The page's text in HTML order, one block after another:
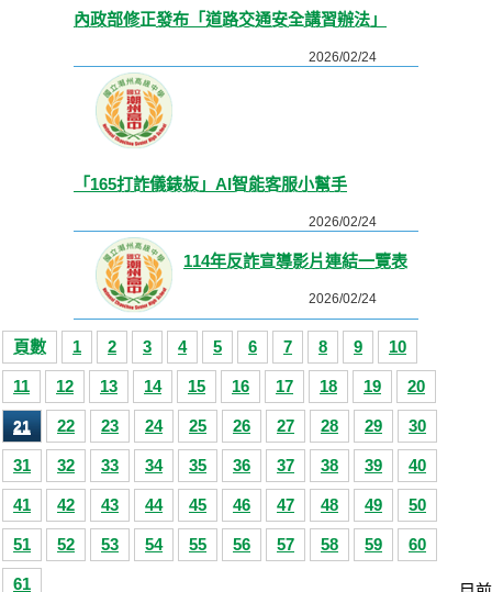
內政部修正發布「道路交通安全講習辦法」
2026/02/24
「165打詐儀錶板」AI智能客服小幫手
2026/02/24
114年反詐宣導影片連結一覽表
2026/02/24
頁數 1 2 3 4 5 6 7 8 9 10
11 12 13 14 15 16 17 18 19 20
21 22 23 24 25 26 27 28 29 30
31 32 33 34 35 36 37 38 39 40
41 42 43 44 45 46 47 48 49 50
51 52 53 54 55 56 57 58 59 60
61